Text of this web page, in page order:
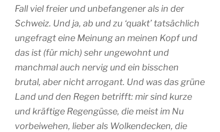
Fall viel freier und unbefangener als in der
Schweiz. Und ja, ab und zu ‘quakt’ tatsächlich
ungefragt eine Meinung an meinen Kopf und
das ist (für mich) sehr ungewohnt und
manchmal auch nervig und ein bisschen
brutal, aber nicht arrogant. Und was das grüne
Land und den Regen betrifft: mir sind kurze
und kräftige Regengüsse, die meist im Nu
vorbeiwehen, lieber als Wolkendecken, die